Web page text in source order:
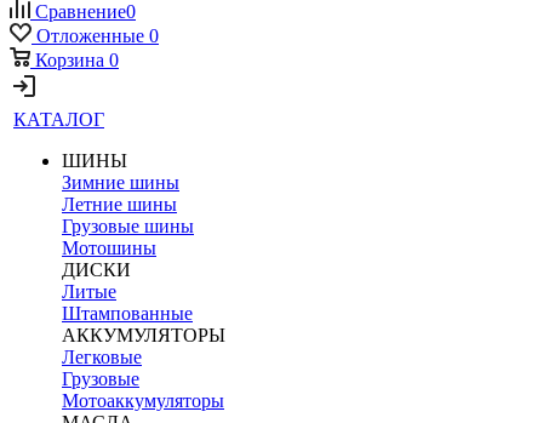
Сравнение0
Отложенные 0
Корзина 0
КАТАЛОГ
ШИНЫ
Зимние шины
Летние шины
Грузовые шины
Мотошины
ДИСКИ
Литые
Штампованные
АККУМУЛЯТОРЫ
Легковые
Грузовые
Мотоаккумуляторы